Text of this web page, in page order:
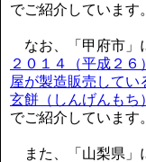
でご紹介しています。
なお、「甲府市」
２０１４（平成２
屋が製造販売して
玄餅（しんげんもち
でご紹介しています。
また、「山梨県」